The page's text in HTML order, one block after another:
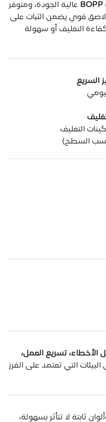
BOPP عالية الجودة، ومتوفر
لاصق قوي يضمن الثبات على
التغليف أو سهولة
السريع
التغليف
السطح)
الأخطاء، تسريع العمل،
التي تعتمد على الفرز
ثابتة لا تتأثر بسهولة،